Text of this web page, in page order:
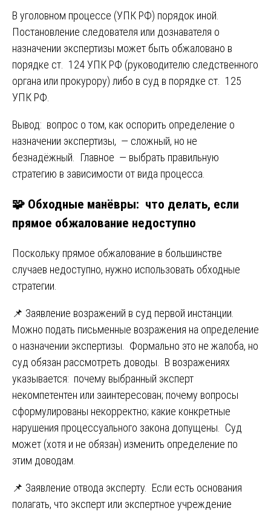
В уголовном процессе (УПК РФ) порядок иной.
Постановление следователя или дознавателя о
назначении экспертизы может быть обжаловано в
порядке ст. 124 УПК РФ (руководителю следственного
органа или прокурору) либо в суд в порядке ст. 125
УПК РФ.
Вывод: вопрос о том, как оспорить определение о
назначении экспертизы, — сложный, но не
безнадёжный. Главное — выбрать правильную
стратегию в зависимости от вида процесса.
🧩 Обходные манёвры: что делать, если
прямое обжалование недоступно
Поскольку прямое обжалование в большинстве
случаев недоступно, нужно использовать обходные
стратегии.
📌 Заявление возражений в суд первой инстанции.
Можно подать письменные возражения на определение
о назначении экспертизы. Формально это не жалоба, но
суд обязан рассмотреть доводы. В возражениях
указывается: почему выбранный эксперт
некомпетентен или заинтересован; почему вопросы
сформулированы некорректно; какие конкретные
нарушения процессуального закона допущены. Суд
может (хотя и не обязан) изменить определение по
этим доводам.
📌 Заявление отвода эксперту. Если есть основания
полагать, что эксперт или экспертное учреждение